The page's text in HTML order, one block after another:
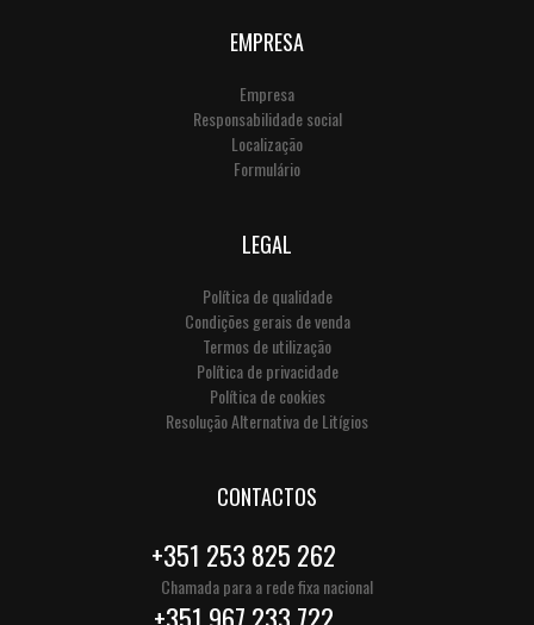
EMPRESA
Empresa
Responsabilidade social
Localização
Formulário
LEGAL
Política de qualidade
Condições gerais de venda
Termos de utilização
Política de privacidade
Política de cookies
Resolução Alternativa de Litígios
CONTACTOS
+351 253 825 262
Chamada para a rede fixa nacional